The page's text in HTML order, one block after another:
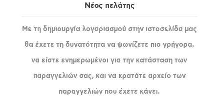
Νέος πελάτης
Με τη δημιουργία λογαριασμού στην ιστοσελίδα μας
θα έχετε τη δυνατότητα να ψωνίζετε πιο γρήγορα,
να είστε ενημερωμένοι για την κατάσταση των
παραγγελιών σας, και να κρατάτε αρχείο των
παραγγελιών που έχετε κάνει.